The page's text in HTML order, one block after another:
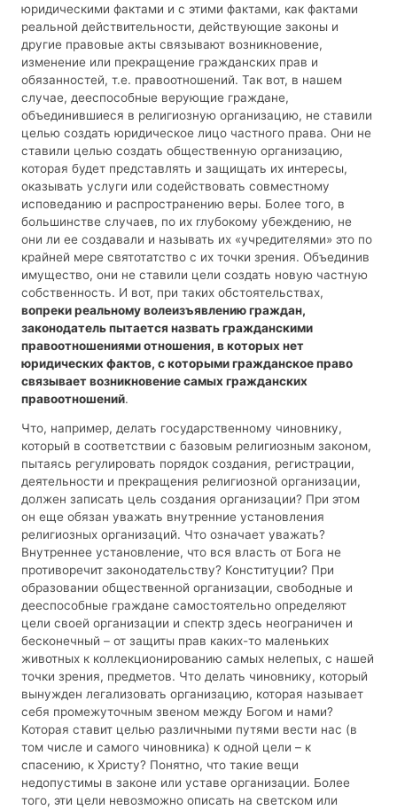
юридическими фактами и с этими фактами, как фактами
реальной действительности, действующие законы и
другие правовые акты связывают возникновение,
изменение или прекращение гражданских прав и
обязанностей, т.е. правоотношений. Так вот, в нашем
случае, дееспособные верующие граждане,
объединившиеся в религиозную организацию, не ставили
целью создать юридическое лицо частного права. Они не
ставили целью создать общественную организацию,
которая будет представлять и защищать их интересы,
оказывать услуги или содействовать совместному
исповеданию и распространению веры. Более того, в
большинстве случаев, по их глубокому убеждению, не
они ли ее создавали и называть их «учредителями» это по
крайней мере святотатство с их точки зрения. Объединив
имущество, они не ставили цели создать новую частную
собственность. И вот, при таких обстоятельствах,
вопреки реальному волеизъявлению граждан,
законодатель пытается назвать гражданскими
правоотношениями отношения, в которых нет
юридических фактов, с которыми гражданское право
связывает возникновение самых гражданских
правоотношений.
Что, например, делать государственному чиновнику,
который в соответствии с базовым религиозным законом,
пытаясь регулировать порядок создания, регистрации,
деятельности и прекращения религиозной организации,
должен записать цель создания организации? При этом
он еще обязан уважать внутренние установления
религиозных организаций. Что означает уважать?
Внутреннее установление, что вся власть от Бога не
противоречит законодательству? Конституции? При
образовании общественной организации, свободные и
дееспособные граждане самостоятельно определяют
цели своей организации и спектр здесь неограничен и
бесконечный – от защиты прав каких-то маленьких
животных к коллекционированию самых нелепых, с нашей
точки зрения, предметов. Что делать чиновнику, который
вынужден легализовать организацию, которая называет
себя промежуточным звеном между Богом и нами?
Которая ставит целью различными путями вести нас (в
том числе и самого чиновника) к одной цели – к
спасению, к Христу? Понятно, что такие вещи
недопустимы в законе или уставе организации. Более
того, эти цели невозможно описать на светском или